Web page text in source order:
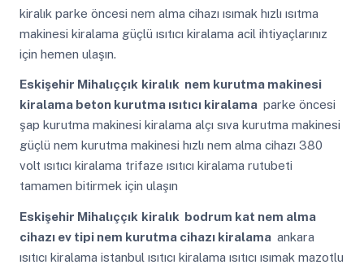
kiralık parke öncesi nem alma cihazı ısımak hızlı ısıtma
makinesi kiralama güçlü ısıtıcı kiralama acil ihtiyaçlarınız
için hemen ulaşın.
Eskişehir Mihalıççık kiralık nem kurutma makinesi
kiralama beton kurutma ısıtıcı kiralama parke öncesi
şap kurutma makinesi kiralama alçı sıva kurutma makinesi
güçlü nem kurutma makinesi hızlı nem alma cihazı 380
volt ısıtıcı kiralama trifaze ısıtıcı kiralama rutubeti
tamamen bitirmek için ulaşın
Eskişehir Mihalıççık kiralık bodrum kat nem alma
cihazı ev tipi nem kurutma cihazı kiralama ankara
ısıtıcı kiralama istanbul ısıtıcı kiralama ısıtıcı ısımak mazotlu